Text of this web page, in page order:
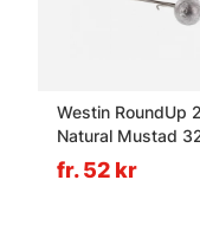
Westin RoundUp
Natural Mustad
fr. 52 kr